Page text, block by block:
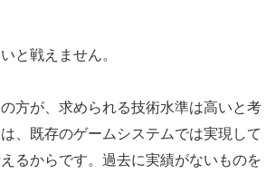
と戦えません。
方が、求められる技術水準は高いと考
、既存のゲームシステムでは実現して
るからです。過去に実績がないものを